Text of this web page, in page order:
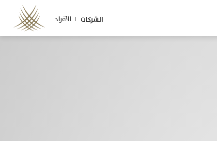
الأفراد | الشركات